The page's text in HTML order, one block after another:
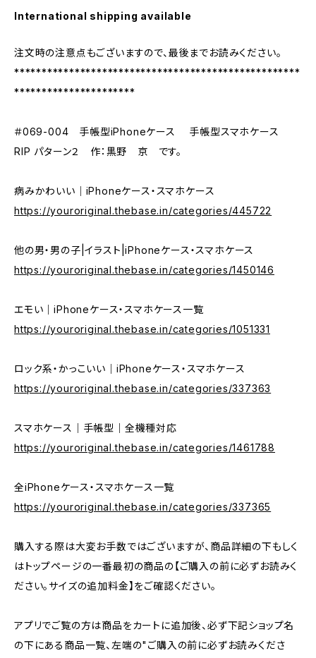
International shipping available
注文時の注意点もございますので、最後までお読みください。
****************************************************
**********************
＃069-004 手帳型iPhoneケース 手帳型スマホケース
RIP パターン２ 作：黒野 京 です。
病みかわいい｜iPhoneケース・スマホケース
https://youroriginal.thebase.in/categories/445722
他の男・男の子|イラスト|iPhoneケース・スマホケース
https://youroriginal.thebase.in/categories/1450146
エモい｜iPhoneケース・スマホケース一覧
https://youroriginal.thebase.in/categories/1051331
ロック系・かっこいい｜iPhoneケース・スマホケース
https://youroriginal.thebase.in/categories/337363
スマホケース｜手帳型｜全機種対応
https://youroriginal.thebase.in/categories/1461788
全iPhoneケース・スマホケース一覧
https://youroriginal.thebase.in/categories/337365
購入する際は大変お手数ではございますが、商品詳細の下もしく
はトップページの一番最初の商品の【ご購入の前に必ずお読みく
ださい。サイズの追加料金】をご確認ください。
アプリでご覧の方は商品をカートに追加後、必ず下記ショップ名
の下にある商品一覧、左端の"ご購入の前に必ずお読みくださ